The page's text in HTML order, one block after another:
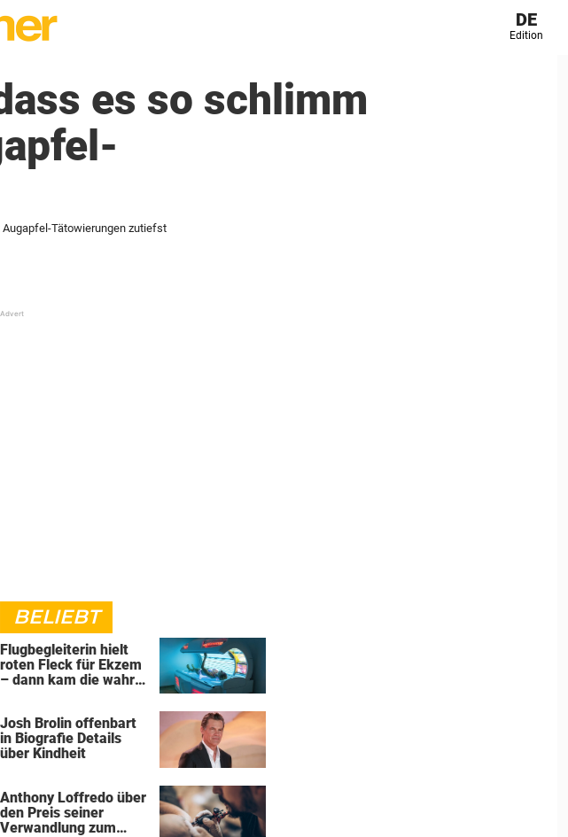
DE
Edition
es so schlimm
Tätowierungen zutiefst
BELIEBT
Flugbegleiterin hielt
roten Fleck für Ekzem
– dann kam die wahre
Josh Brolin offenbart
in Biografie Details
über Kindheit
Anthony Loffredo über
den Preis seiner
Verwandlung zum